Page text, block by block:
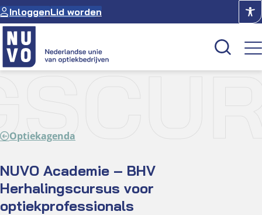
Ga
naar
de
inhoud
InloggenLid worden
Over NUVO
Optiekcentrum
Optiekagenda
NUVO Academie – BHV
Herhalingscursus voor
optiekprofessionals